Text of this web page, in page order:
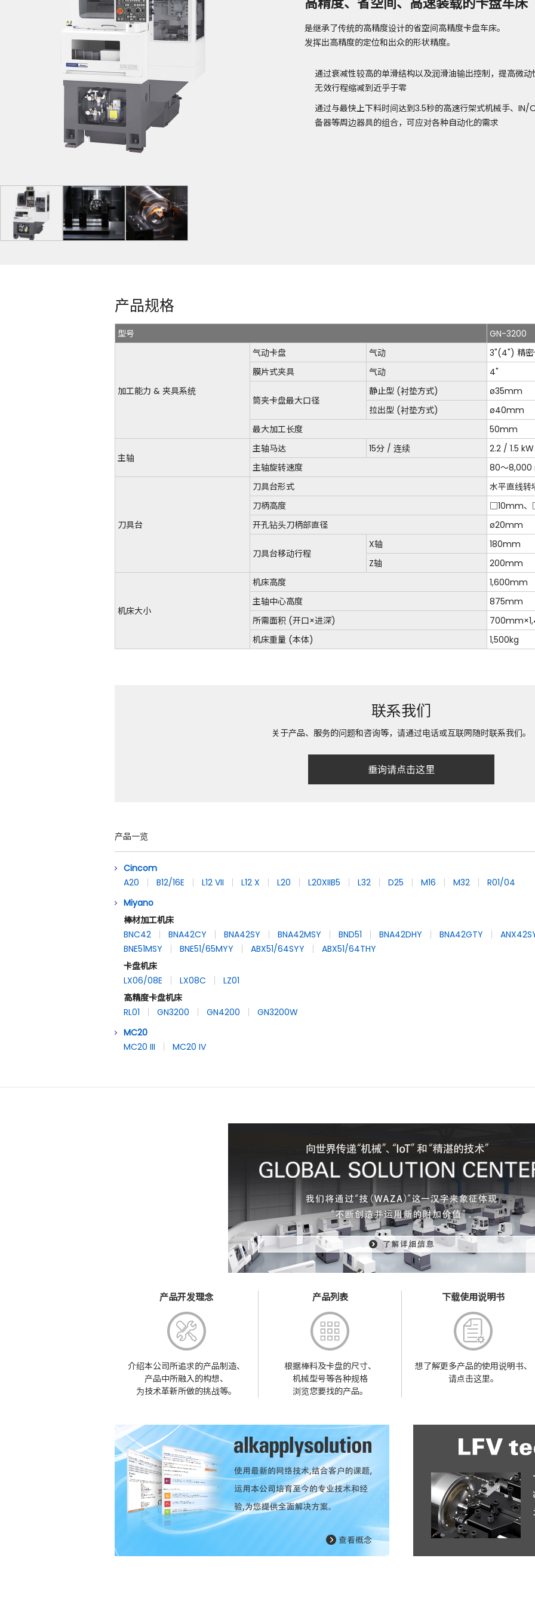
是继承了传统的高精度设计的省空间高精度卡盘车床。
发挥出高精度的定位和出众的形状精度。
通过衰减性较高的单滑结构以及润滑油输出控制，提高微动
无效行程缩减到近乎于零
通过与最快上下料时间达到3.5秒的高速行架式机械手、IN/
备器等周边器具的组合，可应对各种自动化的需求
产品规格
型号 GN-3200
加工能力 & 夹具系统
气动卡盘 气动
3"(4") 精密
膜片式夹具
气动 4"
筒夹卡盘最大口径
静止型 (衬垫方式)
ø35mm
拉出型 (衬垫方式)
ø40mm
最大加工长度
50mm
主轴
主轴马达 15分 / 连续
2.2 / 1.5 kW
主轴旋转速度
80～8,000
刀具台
刀具台形式
水平直线转
刀柄高度
□10mm
开孔钻头刀柄部直径
ø20mm
刀具台移动行程
X轴
180mm
Z轴
200mm
机床大小
机床高度
1,600mm
主轴中心高度
875mm
所需面积 (开口×进深)
机床重量 (本体)
1,500kg
联系我们
关于产品、服务的问题和咨询等，请通过电话或互联网随时联系我们。
垂询请点击这里
产品一览
Cincom
A20
B12/16E L12 VII L12 X L20 L20XIIB5 L32 D25 M16 M32
R01/04
Miyano
棒材加工机床
BNC42
BNA42CY BNA42SY BNA42MSY BND51 BNA42DHY BNA42GTY
BNE51MSY
BNE51/65MYY ABX51/64SYY
ABX51/64THY
卡盘机床
LX06/08E
LX08C
LZ01
高精度卡盘机床
RL01
GN3200 GN4200
GN3200W
MC20
MC20 III
MC20 IV
产品开发理念
介绍本公司所追求的产品制造、
产品中所融入的构想、
为技术革新所做的挑战等。
产品列表
根据棒料及卡盘的尺寸、
机械型号等各种规格
浏览您要找的产品。
下载使用说明书
想了解更多产品的使用说明书、
请点击这里。